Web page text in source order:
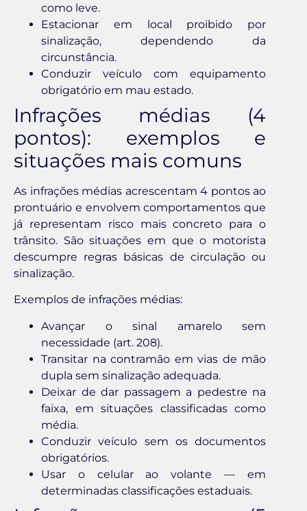
como leve.
Estacionar em local proibido por
sinalização, dependendo da
circunstância.
Conduzir veículo com equipamento
obrigatório em mau estado.
Infrações médias (4
pontos): exemplos e
situações mais comuns
As infrações médias acrescentam 4 pontos ao
prontuário e envolvem comportamentos que
já representam risco mais concreto para o
trânsito. São situações em que o motorista
descumpre regras básicas de circulação ou
sinalização.
Exemplos de infrações médias:
Avançar o sinal amarelo sem
necessidade (art. 208).
Transitar na contramão em vias de mão
dupla sem sinalização adequada.
Deixar de dar passagem a pedestre na
faixa, em situações classificadas como
média.
Conduzir veículo sem os documentos
obrigatórios.
Usar o celular ao volante — em
determinadas classificações estaduais.